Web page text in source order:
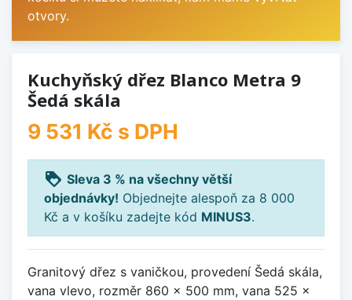
otvory.
Kuchyňský dřez Blanco Metra 9
Šedá skála
9 531 Kč s DPH
loyalty Sleva 3 % na všechny větší
objednávky! Objednejte alespoň za 8 000
Kč a v košíku zadejte kód MINUS3.
Granitový dřez s vaničkou, provedení Šedá skála,
vana vlevo, rozměr 860 x 500 mm, vana 525 x